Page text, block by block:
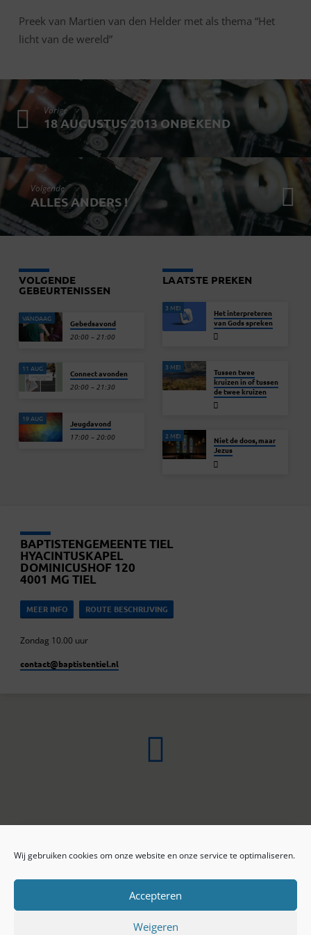
Wij gebruiken cookies om onze website en onze service te optimaliseren.
Accepteren
Weigeren
Preek van Martien van den Helder met als thema “Het
licht van de wereld”
Vorige
18 AUGUSTUS 2013 ONBEKEND
Volgende
ALLES ANDERS !
VOLGENDE
GEBEURTENISSEN
VANDAAG Gebedsavond
20:00 – 21:00
11 AUG Connect avonden
20:00 – 21:30
19 AUG Jeugdavond
17:00 – 20:00
LAATSTE PREKEN
3 MEI
Het interpreteren
van Gods spreken
3 MEI
Tussen twee
kruizen in of tussen
de twee kruizen
2 MEI
Niet de doos, maar
Jezus
BAPTISTENGEMEENTE TIEL
HYACINTUSKAPEL
DOMINICUSHOF 120
4001 MG TIEL
MEER INFO ROUTE BESCHRIJVING
Zondag 10.00 uur
contact​@baptistentiel.nl
ONLINE ARCHIEF
Privacy beleid